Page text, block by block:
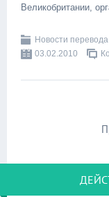
Великобритании,
Новости перевода
03.02.2010